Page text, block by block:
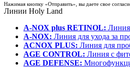
Нажимая кнопку «Отправить», вы даете свое
Линии Holy Land
A-NOX plus RETINOL:
A-NOX: Линия для ухода за
ACNOX PLUS: Линия для
AGE CONTROL: Линия с
AGE DEFENSE: